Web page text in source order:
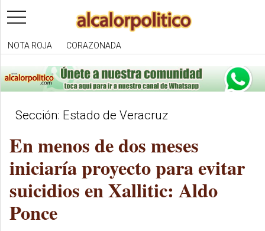
toggle
navigation
NOTA ROJA CORAZONADA
Sección: Estado de Veracruz
En menos de dos meses
iniciaría proyecto para evitar
suicidios en Xallitic: Aldo
Ponce